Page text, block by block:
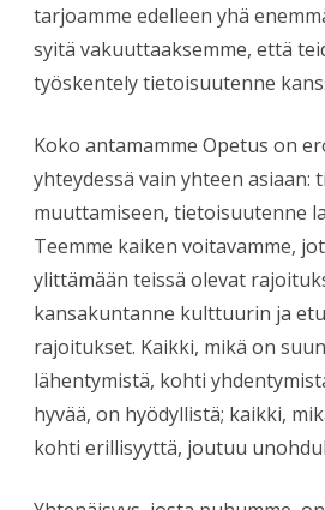
tarjoamme edelleen yhä
syitä vakuuttaaksemme, että
työskentely tietoisuutenne
Koko antamamme Opetus on
yhteydessä vain yhteen asiaan:
muuttamiseen, tietoisuutenne
Teemme kaiken voitavamme,
ylittämään teissä olevat
kansakuntanne kulttuurin ja
rajoitukset. Kaikki, mikä on
lähentymistä, kohti
hyvää, on hyödyllistä; kaikki,
kohti erillisyyttä, joutuu